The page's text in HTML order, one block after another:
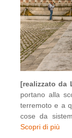
[realizzato da
portano alla
terremoto e a
cose da
Scopri di più